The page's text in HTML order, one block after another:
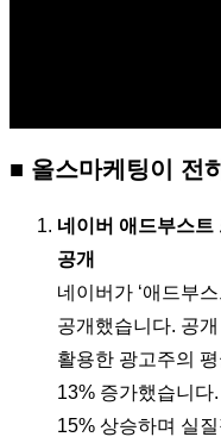
■ 올스마케팅이 전
네이버 애드부스트
공개
네이버가 ‘애드부
공개했습니다. 공
활용한 광고주의
13% 증가했습니다
15% 상승하며 실